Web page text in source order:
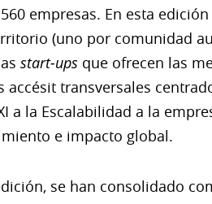
empresas. En esta
(uno por comunidad
start-ups que ofrecen las
accésit transversales
a la Escalabilidad a la
e impacto global.
se han consolidado